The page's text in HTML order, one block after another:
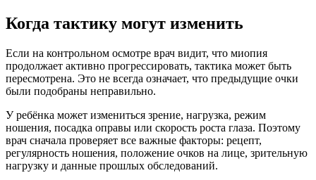
Когда тактику могут изменить
Если на контрольном осмотре врач видит, что миопия
продолжает активно прогрессировать, тактика может быть
пересмотрена. Это не всегда означает, что предыдущие очки
были подобраны неправильно.
У ребёнка может измениться зрение, нагрузка, режим
ношения, посадка оправы или скорость роста глаза. Поэтому
врач сначала проверяет все важные факторы: рецепт,
регулярность ношения, положение очков на лице, зрительную
нагрузку и данные прошлых обследований.